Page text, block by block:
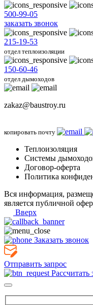
500-99-05
заказать звонок
215-19-53
отдел теплоизоляции
150-60-46
отдел дымоходов
zakaz@baustroy.ru
копировать почту
Теплоизоляция
Системы
Договор-оферта
Политика
Вся информация,
является публичной
Вверх
Заказать звонок
Отправить запрос
Рассчитать